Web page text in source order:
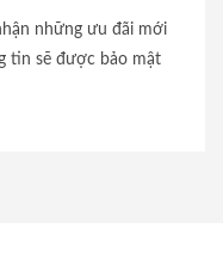
những ưu đãi mới
tin sẽ được bảo mật